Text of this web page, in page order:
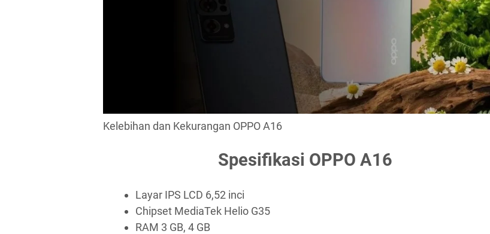
Kelebihan dan Kekurangan OPPO A16
Spesifikasi OPPO A16
Layar IPS LCD 6,52 inci
Chipset MediaTek Helio G35
RAM 3 GB, 4 GB